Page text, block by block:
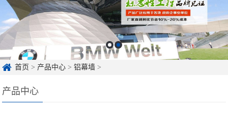
首页 > 产品中心 >铝幕墙 >
产品中心